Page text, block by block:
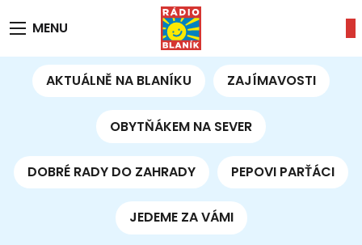
MENU
AKTUÁLNĚ NA BLANÍKU ZAJÍMAVOSTI
OBYTŇÁKEM NA SEVER
DOBRÉ RADY DO ZAHRADY PEPOVI PARŤÁCI
JEDEME ZA VÁMI